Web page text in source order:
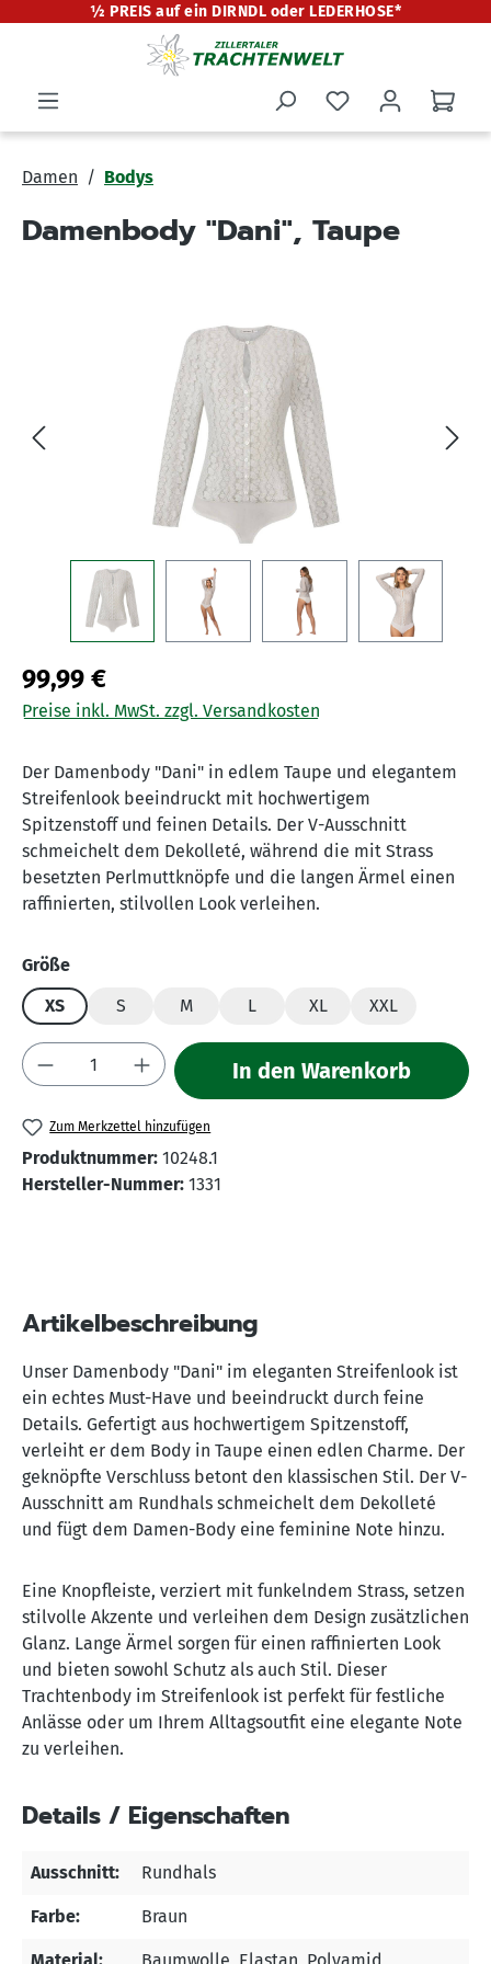
springen
½ PREIS auf ein DIRNDL oder LEDERHOSE*
Damen Bodys
Damenbody "Dani", Taupe
Bildergalerie überspringen
99,99 €
Preise inkl. MwSt. zzgl. Versandkosten
Der Damenbody "Dani" in edlem Taupe und elegantem
Streifenlook beeindruckt mit hochwertigem
Spitzenstoff und feinen Details. Der V-Ausschnitt
schmeichelt dem Dekolleté, während die mit Strass
besetzten Perlmuttknöpfe und die langen Ärmel einen
raffinierten, stilvollen Look verleihen.
Größeauswählen
XS
S M L XL XXL
Produkt Anzahl: Gib den gewünschten
In den Warenkorb
Zum Merkzettel hinzufügen
Produktnummer: 10248.1
Hersteller-Nummer: 1331
Artikelbeschreibung
Unser Damenbody "Dani" im eleganten Streifenlook ist
ein echtes Must-Have und beeindruckt durch feine
Details. Gefertigt aus hochwertigem Spitzenstoff,
verleiht er dem Body in Taupe einen edlen Charme. Der
geknöpfte Verschluss betont den klassischen Stil. Der V-
Ausschnitt am Rundhals schmeichelt dem Dekolleté
und fügt dem Damen-Body eine feminine Note hinzu.
Eine Knopfleiste, verziert mit funkelndem Strass, setzen
stilvolle Akzente und verleihen dem Design zusätzlichen
Glanz. Lange Ärmel sorgen für einen raffinierten Look
und bieten sowohl Schutz als auch Stil. Dieser
Trachtenbody im Streifenlook ist perfekt für festliche
Anlässe oder um Ihrem Alltagsoutfit eine elegante Note
zu verleihen.
Details / Eigenschaften
Ausschnitt: Rundhals
Farbe: Braun